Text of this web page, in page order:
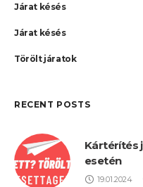
Járat késés
Járat késés
Törölt járatok
RECENT POSTS
Kártérítés
esetén
19.01.2024